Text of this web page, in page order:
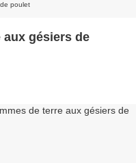
poulet
aux gésiers de